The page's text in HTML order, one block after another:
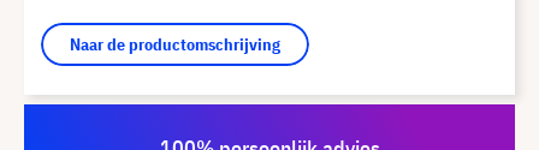
Naar de productomschrijving